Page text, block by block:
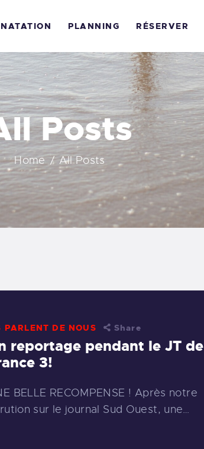
PLANNING RÉSERVER
Posts
Home All Posts
DE L’OCÉAN
DE NATATION
PARLENT DE NOUS Share
reportage pendant le JT de
3!
BELLE RECOMPENSE ! Après notre
sur le journal Sud Ouest, une…